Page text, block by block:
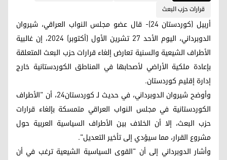
قرارات حزب البعث
أربيل (كوردستان 24)- قال عضو مجلس النواب العراقي، شيروان
الدوبرداني، اليوم الأحد 27 تشرين الأول (أكتوبر) 2024، إن غالبية
الأطراف الشيعية والسنية تعارض إلغاء قرارات حزب البعث المتعلقة
بإعادة ملكية الأراضي لأصحابها في المناطق الكوردستانية خارج
إدارة إقليم كوردستان.
وأوضح شيروان الدوبرداني، في حديث لـ كوردستان24، أن "الأطراف
الكوردستانية في مجلس النواب العراقي متمسكة بإلغاء قرارات
حزب البعث، إلا أن الخلاف بين الأطراف السياسية العربية حول
مشروع القرار، مما سيؤدي إلى تأخير التعديل".
وأشار الدوبرداني إلى أن "القوى السياسية الشيعية ترغب في أن